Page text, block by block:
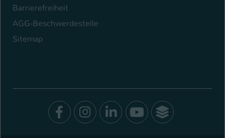
Barrierefreiheit
AGG-Beschwerdestelle
Sitemap
Facebook
Instagram
LinkedIn
Youtube